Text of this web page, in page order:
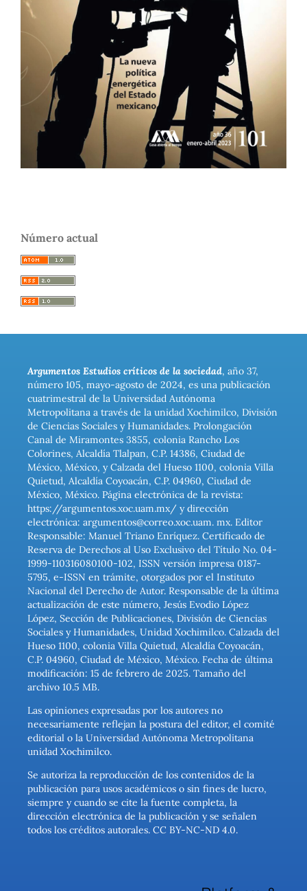
Número actual
Argumentos Estudios críticos de la sociedad, año 37,
número 105, mayo-agosto de 2024, es una publicación
cuatrimestral de la Universidad Autónoma
Metropolitana a través de la unidad Xochimilco, División
de Ciencias Sociales y Humanidades. Prolongación
Canal de Miramontes 3855, colonia Rancho Los
Colorines, Alcaldía Tlalpan, C.P. 14386, Ciudad de
México, México, y Calzada del Hueso 1100, colonia Villa
Quietud, Alcaldía Coyoacán, C.P. 04960, Ciudad de
México, México. Página electrónica de la revista:
https://argumentos.xoc.uam.mx/ y dirección
electrónica: argumentos@correo.xoc.uam. mx. Editor
Responsable: Manuel Triano Enríquez. Certificado de
Reserva de Derechos al Uso Exclusivo del Título No. 04-
1999-110316080100-102, ISSN versión impresa 0187-
5795, e-ISSN en trámite, otorgados por el Instituto
Nacional del Derecho de Autor. Responsable de la última
actualización de este número, Jesús Evodio López
López, Sección de Publicaciones, División de Ciencias
Sociales y Humanidades, Unidad Xochimilco. Calzada del
Hueso 1100, colonia Villa Quietud, Alcaldía Coyoacán,
C.P. 04960, Ciudad de México, México. Fecha de última
modificación: 15 de febrero de 2025. Tamaño del
archivo 10.5 MB.
Las opiniones expresadas por los autores no
necesariamente reflejan la postura del editor, el comité
editorial o la Universidad Autónoma Metropolitana
unidad Xochimilco.
Se autoriza la reproducción de los contenidos de la
publicación para usos académicos o sin fines de lucro,
siempre y cuando se cite la fuente completa, la
dirección electrónica de la publicación y se señalen
todos los créditos autorales. CC BY-NC-ND 4.0.